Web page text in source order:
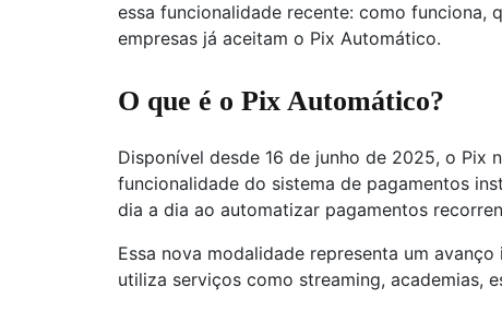
essa funcionalidade recente: como funciona,
empresas já aceitam o Pix Automático.
O que é o Pix Automático?
Disponível desde 16 de junho de 2025, o Pix
funcionalidade do sistema de pagamentos
dia a dia ao automatizar pagamentos
Essa nova modalidade representa um
utiliza serviços como streaming, academias,